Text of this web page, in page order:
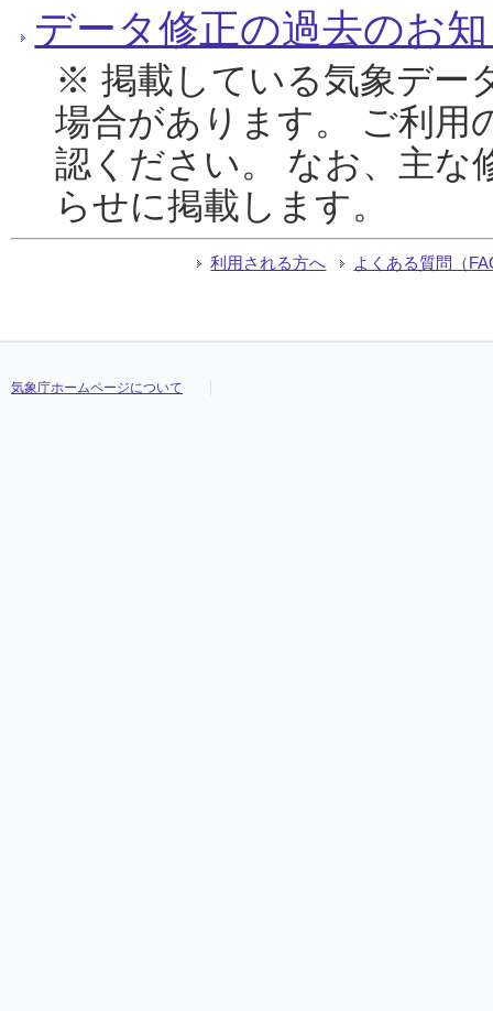
データ修正の過去のお
※ 掲載している気象デー
場合があります。 ご利用
認ください。 なお、主な
らせに掲載します。
利用される方へ よくある質問（
気象庁ホームページについて